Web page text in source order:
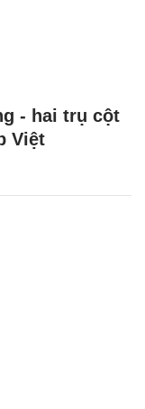
- hai trụ cột
Việt